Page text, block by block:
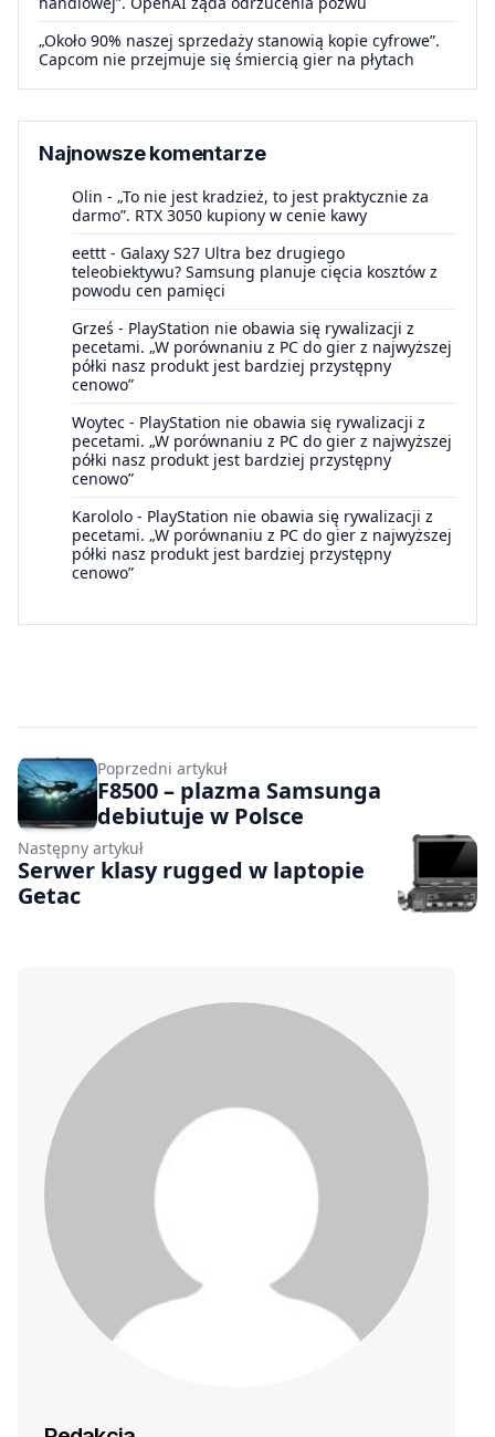
„Około 90% naszej sprzedaży stanowią kopie cyfrowe”.
Capcom nie przejmuje się śmiercią gier na płytach
Najnowsze komentarze
Olin - „To nie jest kradzież, to jest praktycznie za
darmo”. RTX 3050 kupiony w cenie kawy
eettt - Galaxy S27 Ultra bez drugiego
teleobiektywu? Samsung planuje cięcia kosztów z
powodu cen pamięci
Grześ - PlayStation nie obawia się rywalizacji z
pecetami. „W porównaniu z PC do gier z najwyższej
półki nasz produkt jest bardziej przystępny
cenowo”
Woytec - PlayStation nie obawia się rywalizacji z
pecetami. „W porównaniu z PC do gier z najwyższej
półki nasz produkt jest bardziej przystępny
cenowo”
Karololo - PlayStation nie obawia się rywalizacji z
pecetami. „W porównaniu z PC do gier z najwyższej
półki nasz produkt jest bardziej przystępny
cenowo”
Poprzedni artykuł
F8500 – plazma Samsunga
debiutuje w Polsce
Następny artykuł
Serwer klasy rugged w laptopie
Getac